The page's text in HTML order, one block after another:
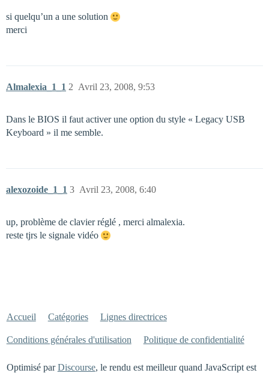
si quelqu’un a une solution
merci
Almalexia_1_1 Avril 23, 2008, 9:53
2
Dans le BIOS il faut activer une option du style « Legacy USB
Keyboard » il me semble.
alexozoide_1_1 Avril 23, 2008, 6:40
3
up, problème de clavier réglé , merci almalexia.
reste tjrs le signale vidéo
Accueil Catégories Lignes directrices
Conditions générales d'utilisation Politique de confidentialité
Optimisé parDiscourse, le rendu est meilleur quand JavaScript est